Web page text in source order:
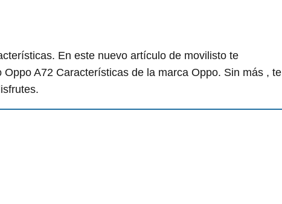
En este nuevo artículo de movilisto te
A72 Características de la marca Oppo. Sin más , te